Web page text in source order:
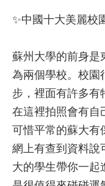
✨中國十大美麗校
蘇州大學的前身是
為兩個學校。校園
步，裡面有許多有
在這裡拍照會有自
可惜平常的蘇大有
網上有查到資料說
大的學生帶你一起